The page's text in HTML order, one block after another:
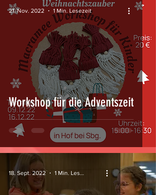
Workshop für die Adventszeit
21. Nov. 2022 1 Min. Lesezeit
18. Sept. 2022 1 Min. Lesezeit